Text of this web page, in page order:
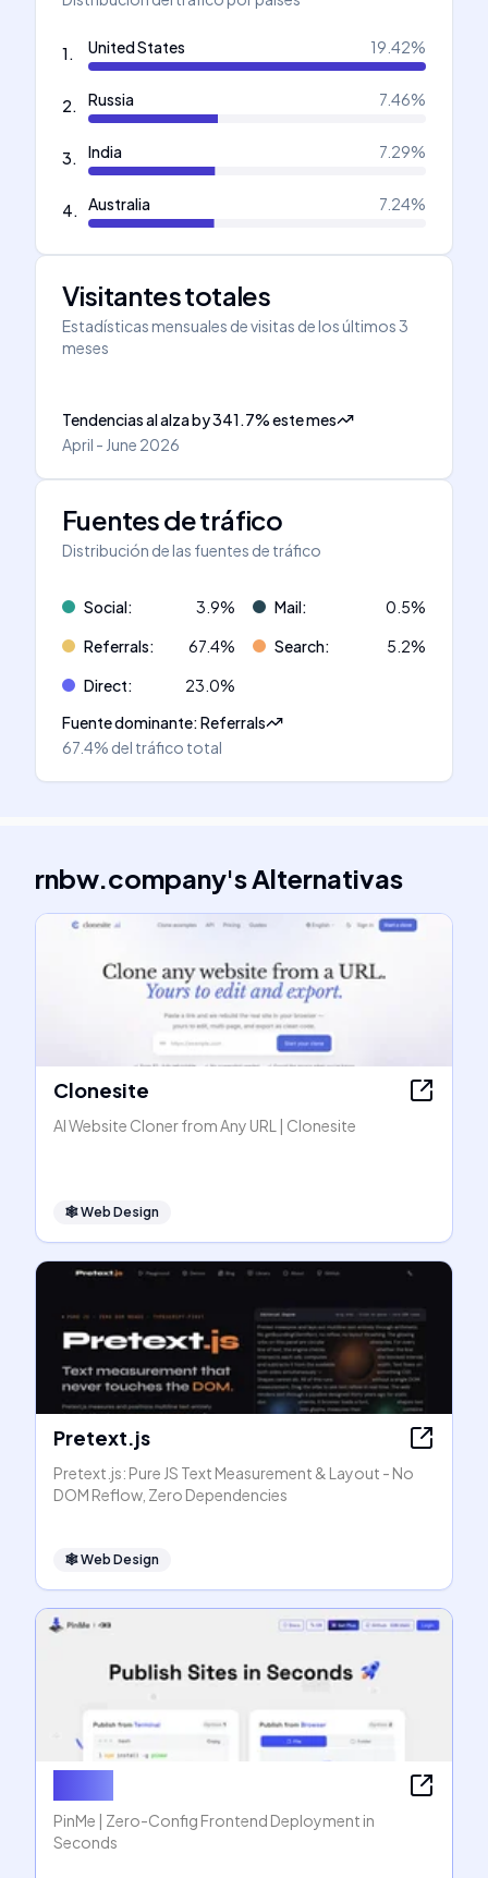
1. United States 19.42%
2. Russia 7.46%
3. India 7.29%
4. Australia 7.24%
Visitantes totales
Estadísticas mensuales de visitas de los últimos 3
meses
Tendencias al alzaby341.7%este mes
April - June 2026
Fuentes de tráfico
Distribución de las fuentes de tráfico
Social: 3.9% Mail: 0.5%
Referrals: 67.4% Search: 5.2%
Direct: 23.0%
Fuente dominante:Referrals
67.4% del tráfico total
rnbw.company'sAlternativas
Clonesite
AI Website Cloner from Any URL | Clonesite
🕸Web Design
Pretext.js
Pretext.js: Pure JS Text Measurement & Layout - No
DOM Reflow, Zero Dependencies
🕸Web Design
PinMe | Zero-Config Frontend Deployment in
Seconds